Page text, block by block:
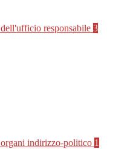
responsabile 3
indirizzo-politico 1